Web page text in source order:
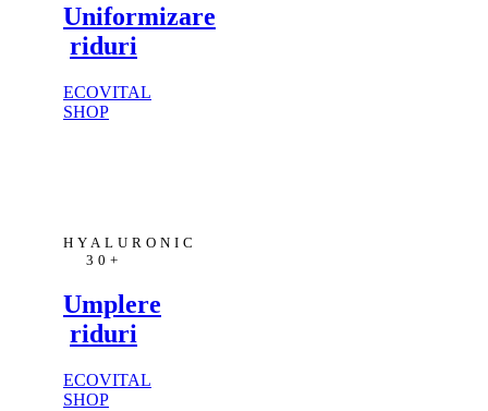
Uniformizare
riduri
ECOVITAL
SHOP
HYALURONIC
30+
Umplere
riduri
ECOVITAL
SHOP